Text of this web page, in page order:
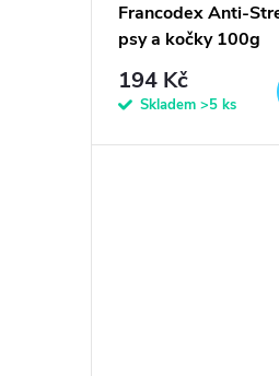
Francodex Anti-
psy a kočky 100g
194 Kč
Skladem >5 ks